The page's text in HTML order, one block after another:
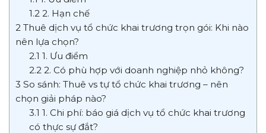
1.2 2. Hạn chế
2 Thuê dịch vụ tổ chức khai trương trọn gói: Khi nào
nên lựa chọn?
2.1 1. Ưu điểm
2.2 2. Có phù hợp với doanh nghiệp nhỏ không?
3 So sánh: Thuê vs tự tổ chức khai trương – nên
chọn giải pháp nào?
3.1 1. Chi phí: báo giá dịch vụ tổ chức khai trương
có thực sự đắt?